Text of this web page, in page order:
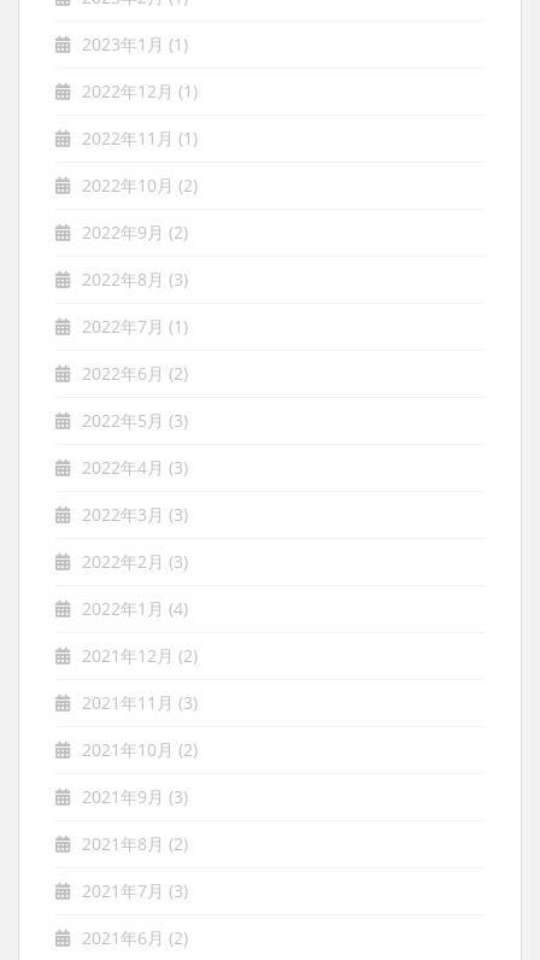
2023年1月 (1)
2022年12月 (1)
2022年11月 (1)
2022年10月 (2)
2022年9月 (2)
2022年8月 (3)
2022年7月 (1)
2022年6月 (2)
2022年5月 (3)
2022年4月 (3)
2022年3月 (3)
2022年2月 (3)
2022年1月 (4)
2021年12月 (2)
2021年11月 (3)
2021年10月 (2)
2021年9月 (3)
2021年8月 (2)
2021年7月 (3)
2021年6月 (2)